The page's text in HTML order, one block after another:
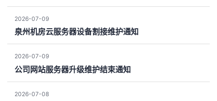
2026-07-09
泉州机房云服务器设备割接维护通知
2026-07-09
公司网站服务器升级维护结束通知
2026-07-08